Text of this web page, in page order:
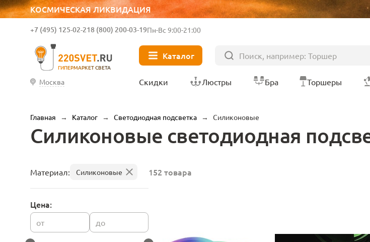
КОСМИЧЕСКАЯ ЛИКВИДАЦИЯ
ГИПЕРМАРКЕТ СВЕТА
+7 (495) 125-02-218 (800) 200-03-19Пн-Вс 9:00-21:00
Каталог
Москва Скидки Люстры Бра Торшеры
Главная → Каталог → Светодиодная подсветка → Силиконовые
Силиконовые светодиодная
Материал: Силиконовые
Цена:
от до
152 товара